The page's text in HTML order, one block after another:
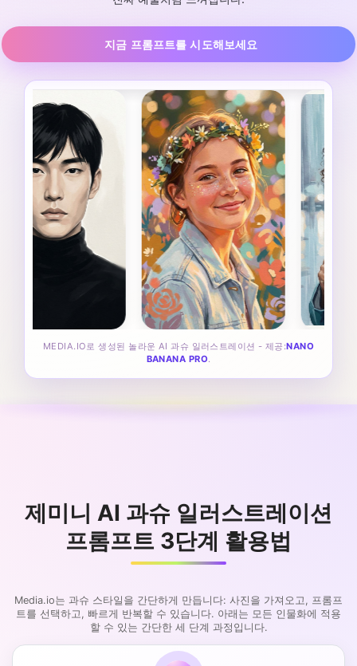
지금 프롬프트를 시도해보세요
MEDIA.IO로 생성된 놀라운 AI 과슈 일러스트레이션 - 제공:NANO
BANANA PRO.
제미니 AI 과슈 일러스트레이션
프롬프트 3단계 활용법
Media.io는 과슈 스타일을 간단하게 만듭니다: 사진을 가져오고, 프롬프
트를 선택하고, 빠르게 반복할 수 있습니다. 아래는 모든 인물화에 적용
할 수 있는 간단한 세 단계 과정입니다.